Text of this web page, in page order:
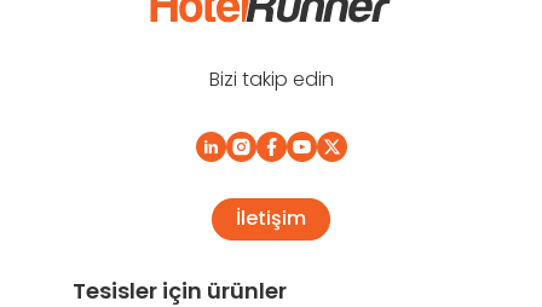
Bizi takip edin
İletişim
Tesisler için ürünler